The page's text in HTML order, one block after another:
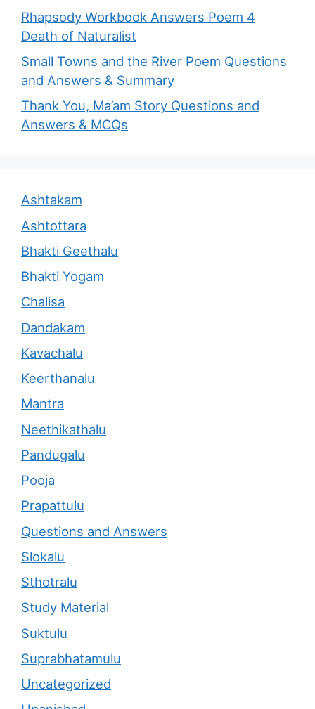
Rhapsody Workbook Answers Poem 4
Death of Naturalist
Small Towns and the River Poem Questions
and Answers & Summary
Thank You, Ma’am Story Questions and
Answers & MCQs
Ashtakam
Ashtottara
Bhakti Geethalu
Bhakti Yogam
Chalisa
Dandakam
Kavachalu
Keerthanalu
Mantra
Neethikathalu
Pandugalu
Pooja
Prapattulu
Questions and Answers
Slokalu
Sthotralu
Study Material
Suktulu
Suprabhatamulu
Uncategorized